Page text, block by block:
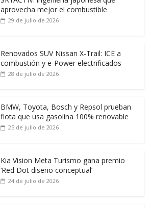
aprovecha mejor el combustible
29 de julio de 2026
Renovados SUV Nissan X-Trail: ICE a
combustión y e-Power electrificados
28 de julio de 2026
BMW, Toyota, Bosch y Repsol prueban
flota que usa gasolina 100% renovable
25 de julio de 2026
Kia Vision Meta Turismo gana premio
‘Red Dot diseño conceptual’
24 de julio de 2026